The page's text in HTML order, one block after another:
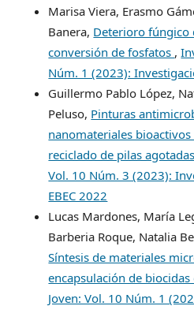
Marisa Viera, Erasmo
Banera, Deterioro fúngico
conversión de fosfatos ,
Núm. 1 (2023):
Guillermo Pablo López,
Peluso, Pinturas
nanomateriales
reciclado de pilas agotadas
Vol. 10 Núm. 3 (2023):
EBEC 2022
Lucas Mardones, María
Barberia Roque, Natalia
Síntesis de materiales
encapsulación de
Joven: Vol. 10 Núm. 1